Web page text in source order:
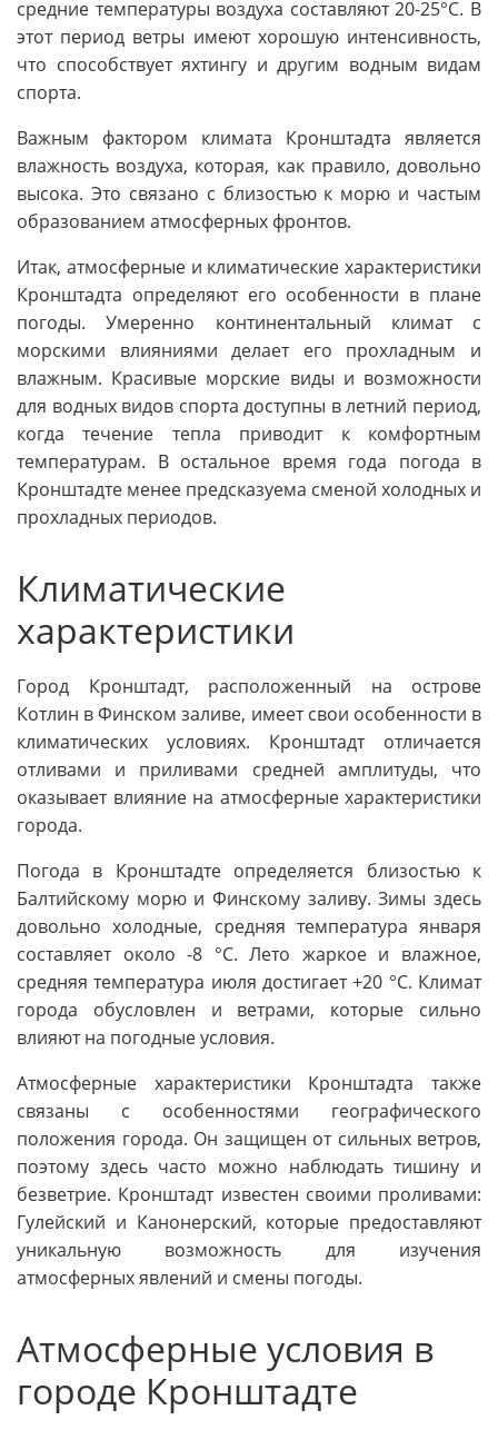
средние температуры воздуха составляют 20-25°C. В
этот период ветры имеют хорошую интенсивность,
что способствует яхтингу и другим водным видам
спорта.
Важным фактором климата Кронштадта является
влажность воздуха, которая, как правило, довольно
высока. Это связано с близостью к морю и частым
образованием атмосферных фронтов.
Итак, атмосферные и климатические характеристики
Кронштадта определяют его особенности в плане
погоды. Умеренно континентальный климат с
морскими влияниями делает его прохладным и
влажным. Красивые морские виды и возможности
для водных видов спорта доступны в летний период,
когда течение тепла приводит к комфортным
температурам. В остальное время года погода в
Кронштадте менее предсказуема сменой холодных и
прохладных периодов.
Климатические
характеристики
Город Кронштадт, расположенный на острове
Котлин в Финском заливе, имеет свои особенности в
климатических условиях. Кронштадт отличается
отливами и приливами средней амплитуды, что
оказывает влияние на атмосферные характеристики
города.
Погода в Кронштадте определяется близостью к
Балтийскому морю и Финскому заливу. Зимы здесь
довольно холодные, средняя температура января
составляет около -8 °C. Лето жаркое и влажное,
средняя температура июля достигает +20 °C. Климат
города обусловлен и ветрами, которые сильно
влияют на погодные условия.
Атмосферные характеристики Кронштадта также
связаны с особенностями географического
положения города. Он защищен от сильных ветров,
поэтому здесь часто можно наблюдать тишину и
безветрие. Кронштадт известен своими проливами:
Гулейский и Канонерский, которые предоставляют
уникальную возможность для изучения
атмосферных явлений и смены погоды.
Атмосферные условия в
городе Кронштадте